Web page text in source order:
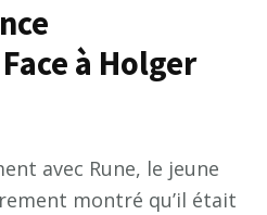
à Holger
avec Rune, le jeune
montré qu’il était